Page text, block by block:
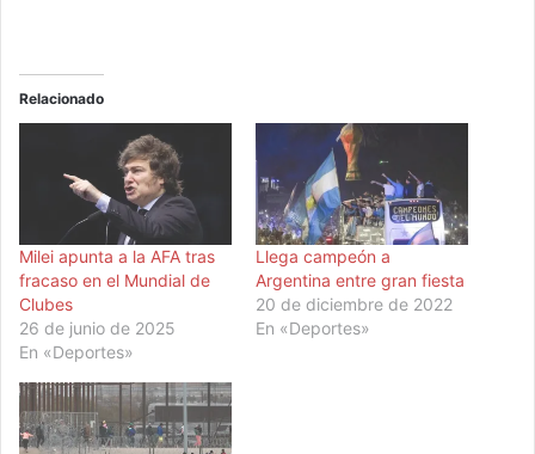
Relacionado
Milei apunta a la AFA tras
fracaso en el Mundial de
Clubes
26 de junio de 2025
En «Deportes»
Llega campeón a
Argentina entre gran fiesta
20 de diciembre de 2022
En «Deportes»